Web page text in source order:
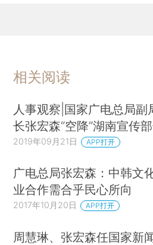
相关阅读
人事观察|国家广电总局副
长张宏森“空降”湖南宣传
2019年09月21日 APP打开
广电总局张宏森：中韩文
业合作需合乎民心所向
2017年10月20日 APP打开
周慧琳、张宏森任国家新